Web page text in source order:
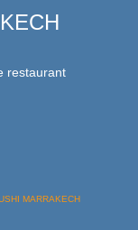
restaurant
MARRAKECH